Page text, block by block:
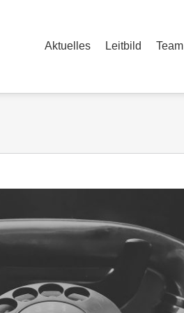
Aktuelles Leitbild Team